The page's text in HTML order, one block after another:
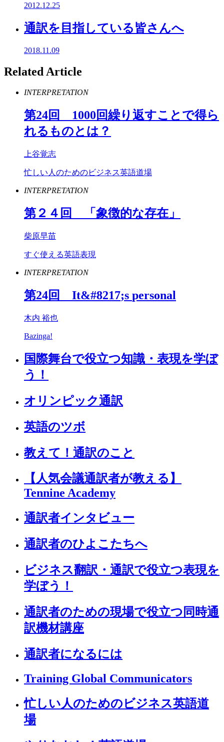
2012.12.25
通訳を目指している皆さんへ
2018.11.09
Related Article
INTERPRETATION
第24回 1000回繰り返すことで得ら
れるものとは？
上谷覚志
忙しい人のためのビジネス英語道場
INTERPRETATION
第２４回 「象徴的な存在」
柴原早苗
すぐ使える英語表現
INTERPRETATION
第24回 It&#8217;s personal
木内 裕也
Bazinga!
国際舞台で役立つ知識・表現を学ぼ
う！
オリンピック通訳
英語のツボ
教えて！通訳のこと
【人気会議通訳者が教える】
Tennine Academy
通訳者インタビュー
通訳者のひよこたちへ
ビジネス翻訳・通訳で役立つ表現を
学ぼう！
通訳者のための現場で役立つ同時通
訳機材講座
通訳者になるには
Training Global Communicators
忙しい人のためのビジネス英語道
場